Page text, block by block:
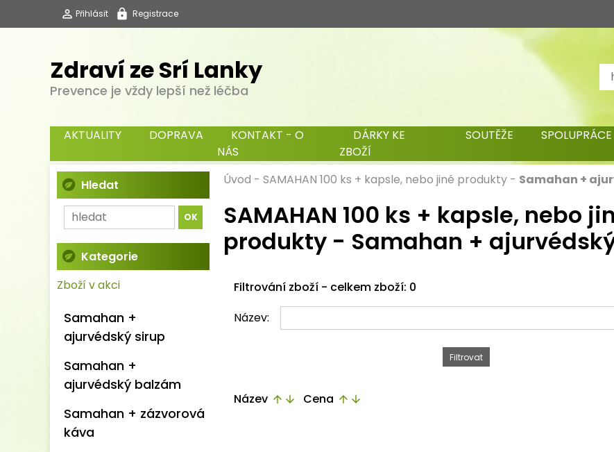
Přihlásit Registrace
Zdraví ze Srí Lanky
Prevence je vždy lepší než léčba
AKTUALITY DOPRAVA
KONTAKT - O
NÁS
DÁRKY KE
ZBOŽÍ
SOUTĚŽE SPOLUPRÁCE
Hledat
Kategorie
Zboží v akci
Samahan +
ajurvédský sirup
Samahan +
ajurvédský balzám
Samahan + zázvorová
káva
Úvod - SAMAHAN 100 ks + kapsle, nebo jiné produkty - Samahan +
SAMAHAN 100 ks + kapsle, nebo
produkty - Samahan +
Filtrování zboží - celkem zboží: 0
Název:
Název arrow_upward arrow_downward Cena arrow_upward arrow_downward